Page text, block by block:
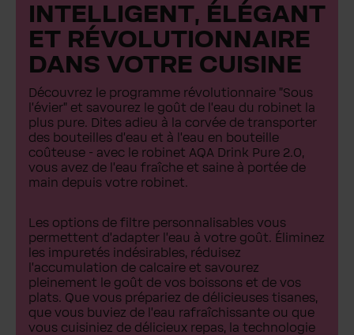
INTELLIGENT, ÉLÉGANT
ET RÉVOLUTIONNAIRE
DANS VOTRE CUISINE
Découvrez le programme révolutionnaire "Sous
l'évier" et savourez le goût de l'eau du robinet la
plus pure. Dites adieu à la corvée de transporter
des bouteilles d'eau et à l'eau en bouteille
coûteuse - avec le robinet AQA Drink Pure 2.0,
vous avez de l'eau fraîche et saine à portée de
main depuis votre robinet.
Les options de filtre personnalisables vous
permettent d'adapter l'eau à votre goût. Éliminez
les impuretés indésirables, réduisez
l'accumulation de calcaire et savourez
pleinement le goût de vos boissons et de vos
plats. Que vous prépariez de délicieuses tisanes,
que vous buviez de l'eau rafraîchissante ou que
vous cuisiniez de délicieux repas, la technologie